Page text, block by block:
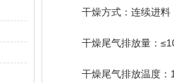
干燥方式：连续进料
干燥尾气排放量：
干燥尾气排放温度